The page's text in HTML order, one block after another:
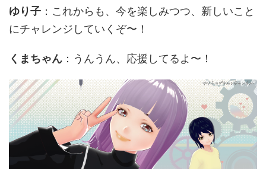
ゆり子 ：これからも、今を楽しみつつ、新しいこと
にチャレンジしていくぞ〜！
くまちゃん ：うんうん、応援してるよ〜！